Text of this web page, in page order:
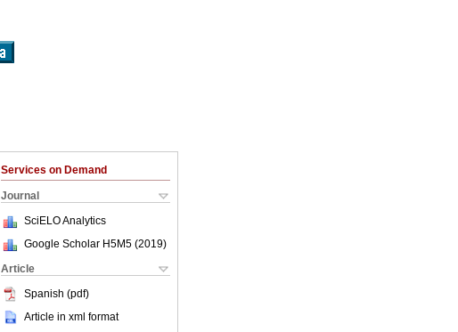
Services on Demand
Journal
SciELO Analytics
Google Scholar H5M5 (2019)
Article
Spanish (pdf)
Article in xml format